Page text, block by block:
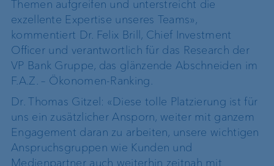
Themen aufgreifen und unterstreicht die
exzellente Expertise unseres Teams»,
kommentiert Dr. Felix Brill, Chief Investment
Officer und verantwortlich für das Research der
VP Bank Gruppe, das glänzende Abschneiden im
F.A.Z. – Ökonomen-Ranking.
Dr. Thomas Gitzel: «Diese tolle Platzierung ist für
uns ein zusätzlicher Ansporn, weiter mit ganzem
Engagement daran zu arbeiten, unsere wichtigen
Anspruchsgruppen wie Kunden und
Medienpartner auch weiterhin zeitnah mit